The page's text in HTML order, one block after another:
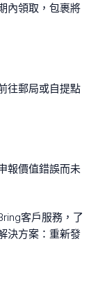
內領取，包裹將
往郵局或自提點
報價值錯誤而未
客戶服務，了
決方案：重新發